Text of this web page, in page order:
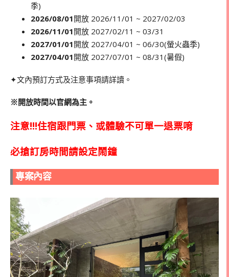
季)
2026/08/01開放 2026/11/01 ~ 2027/02/03
2026/11/01開放 2027/02/11 ~ 03/31
2027/01/01開放 2027/04/01 ~ 06/30(螢火蟲季)
2027/04/01開放 2027/07/01 ~ 08/31(暑假)
✦文內預訂方式及注意事項請詳讀。
※開放時間以官網為主。
注意!!!住宿跟門票、或體驗不可單一退票唷
必搶訂房時間請設定鬧鐘
專案內容